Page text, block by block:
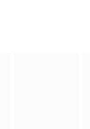
便的旅行，但因为是龙宇的